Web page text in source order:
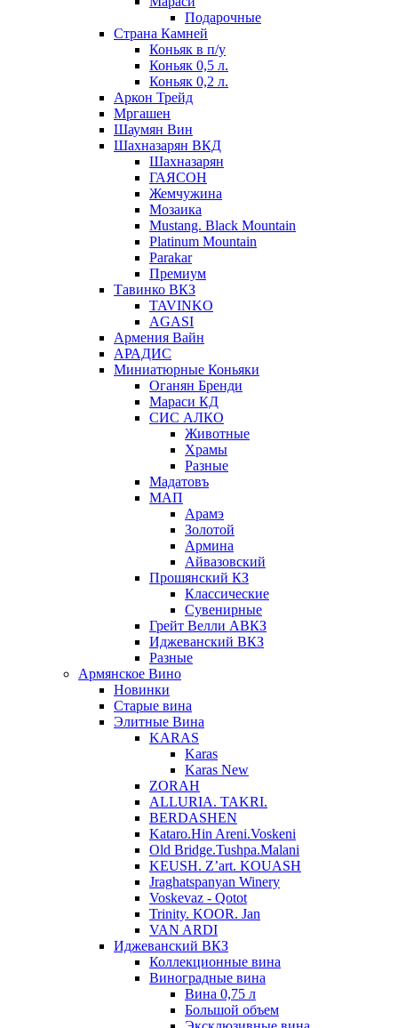
Подарочные
Страна Камней
Коньяк в п/у
Коньяк 0,5 л.
Коньяк 0,2 л.
Аркон Трейд
Мргашен
Шаумян Вин
Шахназарян ВКД
Шахназарян
ГАЯСОН
Жемчужина
Мозаика
Mustang. Black Mountain
Platinum Mountain
Parakar
Премиум
Тавинко ВКЗ
TAVINKO
AGASI
Армения Вайн
АРАДИС
Миниатюрные Коньяки
Оганян Бренди
Мараси КД
СИС АЛКО
Животные
Храмы
Разные
Мадатовъ
МАП
Арамэ
Золотой
Армина
Айвазовский
Прошянский КЗ
Классические
Сувенирные
Грейт Велли АВКЗ
Иджеванский ВКЗ
Разные
Армянское Вино
Новинки
Старые вина
Элитные Вина
KARAS
Karas
Karas New
ZORAH
ALLURIA. TAKRI.
BERDASHEN
Kataro.Hin Areni.Voskeni
Old Bridge.Tushpa.Malani
KEUSH. Z’art. KOUASH
Jraghatspanyan Winery
Voskevaz - Qotot
Trinity. KOOR. Jan
VAN ARDI
Иджеванский ВКЗ
Коллекционные вина
Виноградные вина
Вина 0,75 л
Большой объем